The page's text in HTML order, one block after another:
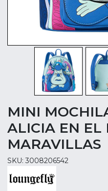
MINI
ALICIA EN EL
MARAVILLAS
SKU: 3008206542